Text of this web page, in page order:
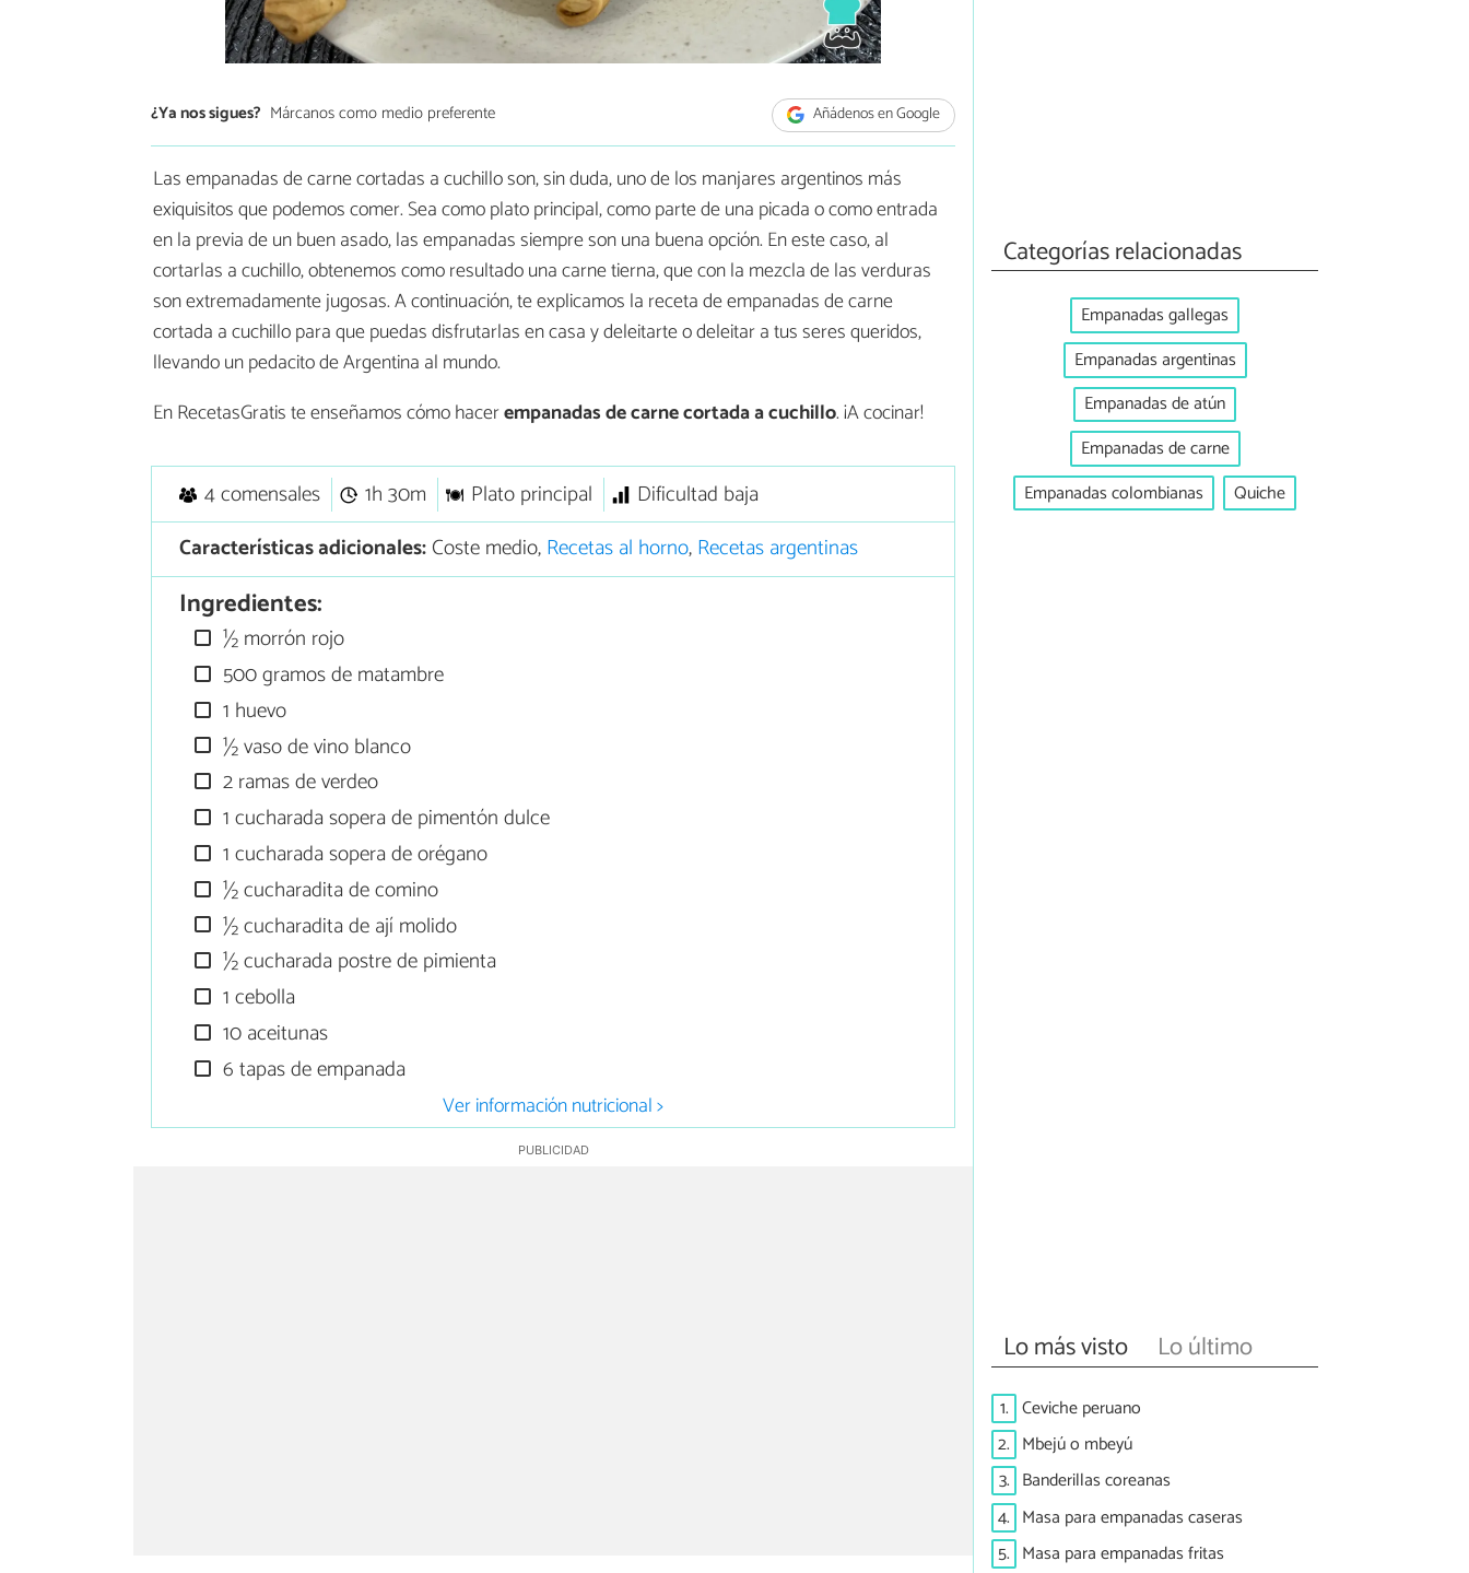
¿Ya nos sigues? Márcanos como medio preferente Añádenos en Google
Las empanadas de carne cortadas a cuchillo son, sin duda, uno de los manjares argentinos más
exiquisitos que podemos comer. Sea como plato principal, como parte de una picada o como entrada
en la previa de un buen asado, las empanadas siempre son una buena opción. En este caso, al
cortarlas a cuchillo, obtenemos como resultado una carne tierna, que con la mezcla de las verduras
son extremadamente jugosas. A continuación, te explicamos la receta de empanadas de carne
cortada a cuchillo para que puedas disfrutarlas en casa y deleitarte o deleitar a tus seres queridos,
llevando un pedacito de Argentina al mundo.
En RecetasGratis te enseñamos cómo hacerempanadas de carne cortada a cuchillo. ¡A cocinar!
4 comensales 1h 30m Plato principal
Dificultad baja
Características adicionales:Coste medio,Recetas al horno,Recetas argentinas
Ingredientes:
½ morrón rojo
500 gramos de matambre
1 huevo
½ vaso de vino blanco
2 ramas de verdeo
1 cucharada sopera de pimentón dulce
1 cucharada sopera de orégano
½ cucharadita de comino
½ cucharadita de ají molido
½ cucharada postre de pimienta
1 cebolla
10 aceitunas
6 tapas de empanada
Ver información nutricional >
Categorías relacionadas
Empanadas gallegas
Empanadas argentinas
Empanadas de atún
Empanadas de carne
Empanadas colombianas
Quiche
Lo más visto Lo último
1. Ceviche peruano
2. Mbejú o mbeyú
3. Banderillas coreanas
4. Masa para empanadas caseras
5. Masa para empanadas fritas